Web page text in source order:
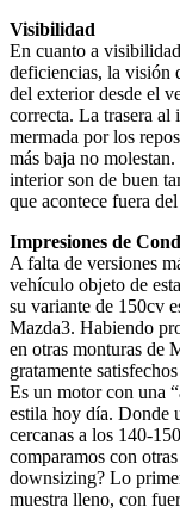
Visibilidad
En cuanto a
deficiencias, la visión
del exterior desde el
correcta. La trasera al
mermada por los
más baja no
interior son de buen
que acontece fuera
Impresiones de
A falta de versiones
vehículo objeto de
su variante de 150cv
Mazda3. Habiendo
en otras monturas de
gratamente
Es un motor con una
estila hoy día. Donde
cercanas a los 140-
comparamos con
downsizing? Lo
muestra lleno, con